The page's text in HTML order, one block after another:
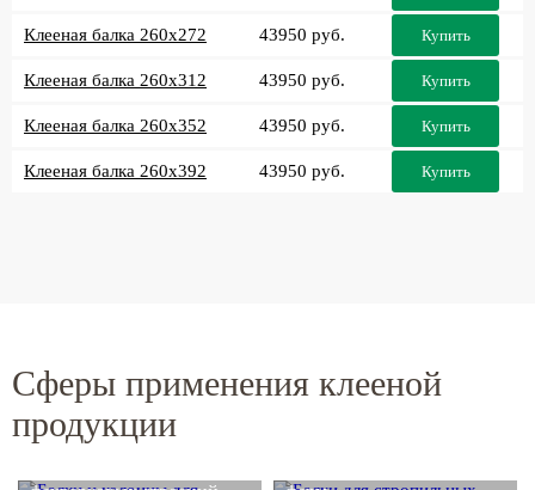
Клееная балка 260x272 43950 руб. Купить
Клееная балка 260x312 43950 руб. Купить
Клееная балка 260x352 43950 руб. Купить
Клееная балка 260x392 43950 руб. Купить
Сферы применения клееной
продукции